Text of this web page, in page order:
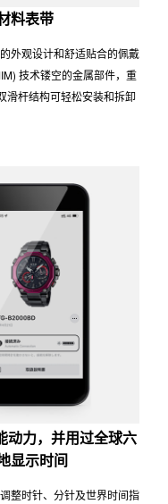
料表带
外观设计和舒适贴合的佩戴
技术镂空的金属部件，重
滑杆结构可轻松安装和拆卸
动力，并用过全球六
显示时间
整时针、分针及世界时间指